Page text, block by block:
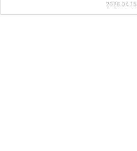
2026.04.15